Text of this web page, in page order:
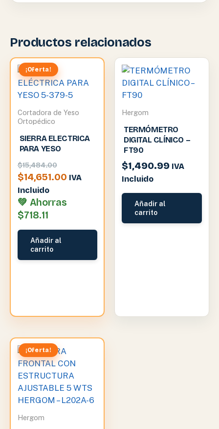
Productos relacionados
¡Oferta!
Cortadora de Yeso
Ortopédico
SIERRA ELECTRICA
PARA YESO
$15,484.00El
precio
era:
$14,651.00El
actual
$14,651.00.
IVA
Incluido
💚 Ahorras
$718.11
Añadir al
carrito
Hergom
TERMÓMETRO
DIGITAL CLÍNICO –
FT90
$1,490.99 IVA
Incluido
Añadir al
carrito
¡Oferta!
Hergom